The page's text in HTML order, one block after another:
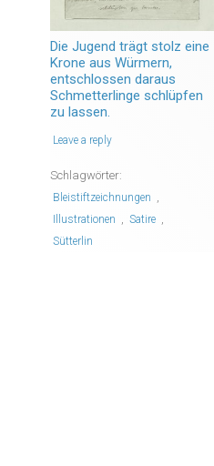
Die Jugend trägt stolz eine
Krone aus Würmern,
entschlossen daraus
Schmetterlinge schlüpfen
zu lassen.
Leave a reply
Schlagwörter:
Bleistiftzeichnungen
Illustrationen Satire
Sütterlin